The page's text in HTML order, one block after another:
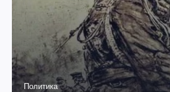
Политика